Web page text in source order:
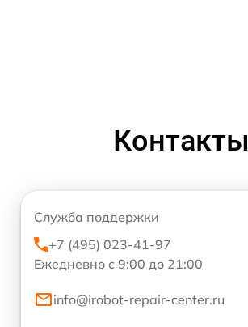
Контакты
Служба поддержки
+7 (495) 023-41-97
Ежедневно с 9:00 до 21:00
info@irobot-repair-center.ru